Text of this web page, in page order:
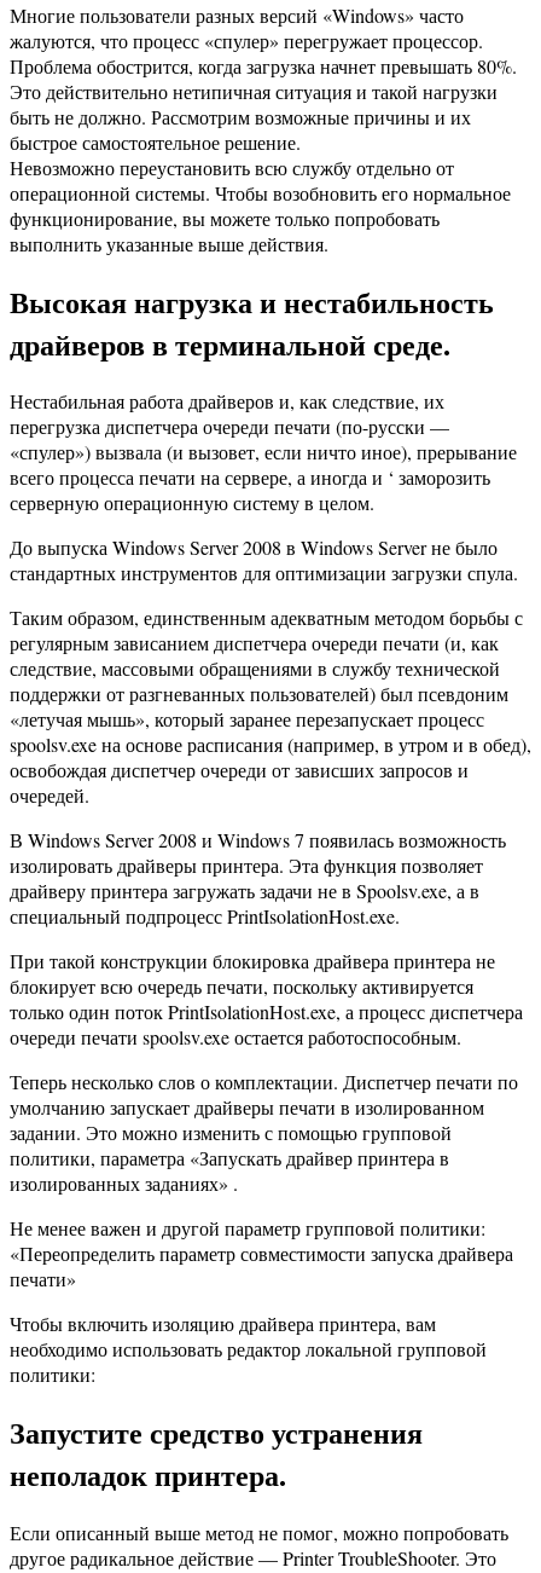
Многие пользователи разных версий «Windows» часто
жалуются, что процесс «спулер» перегружает процессор.
Проблема обострится, когда загрузка начнет превышать 80%.
Это действительно нетипичная ситуация и такой нагрузки
быть не должно. Рассмотрим возможные причины и их
быстрое самостоятельное решение.
Невозможно переустановить всю службу отдельно от
операционной системы. Чтобы возобновить его нормальное
функционирование, вы можете только попробовать
выполнить указанные выше действия.
Высокая нагрузка и нестабильность
драйверов в терминальной среде.
Нестабильная работа драйверов и, как следствие, их
перегрузка диспетчера очереди печати (по-русски —
«спулер») вызвала (и вызовет, если ничто иное), прерывание
всего процесса печати на сервере, а иногда и ‘ заморозить
серверную операционную систему в целом.
До выпуска Windows Server 2008 в Windows Server не было
стандартных инструментов для оптимизации загрузки спула.
Таким образом, единственным адекватным методом борьбы с
регулярным зависанием диспетчера очереди печати (и, как
следствие, массовыми обращениями в службу технической
поддержки от разгневанных пользователей) был псевдоним
«летучая мышь», который заранее перезапускает процесс
spoolsv.exe на основе расписания (например, в утром и в обед),
освобождая диспетчер очереди от зависших запросов и
очередей.
В Windows Server 2008 и Windows 7 появилась возможность
изолировать драйверы принтера. Эта функция позволяет
драйверу принтера загружать задачи не в Spoolsv.exe, а в
специальный подпроцесс PrintIsolationHost.exe.
При такой конструкции блокировка драйвера принтера не
блокирует всю очередь печати, поскольку активируется
только один поток PrintIsolationHost.exe, а процесс диспетчера
очереди печати spoolsv.exe остается работоспособным.
Теперь несколько слов о комплектации. Диспетчер печати по
умолчанию запускает драйверы печати в изолированном
задании. Это можно изменить с помощью групповой
политики, параметра «Запускать драйвер принтера в
изолированных заданиях» .
Не менее важен и другой параметр групповой политики:
«Переопределить параметр совместимости запуска драйвера
печати»
Чтобы включить изоляцию драйвера принтера, вам
необходимо использовать редактор локальной групповой
политики:
Запустите средство устранения
неполадок принтера.
Если описанный выше метод не помог, можно попробовать
другое радикальное действие — Printer TroubleShooter. Это